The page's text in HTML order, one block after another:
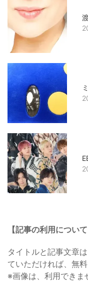
【記事の利用について
タイトルと記事文章
ていただければ、無料
※画像は、利用できま